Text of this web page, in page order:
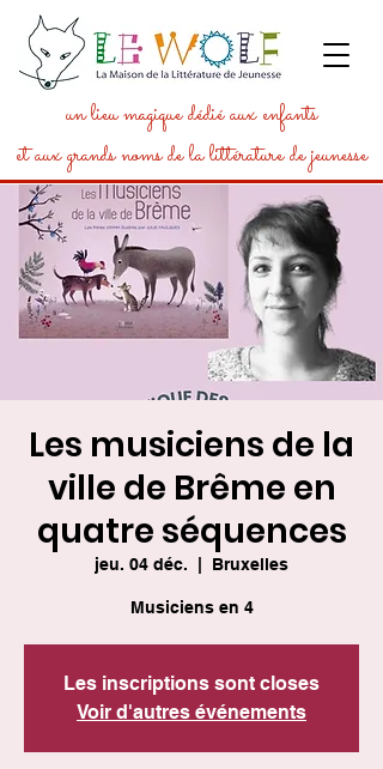
un lieu magique dédié aux enfants
et aux grands noms de la littérature de jeunesse
Les musiciens de la
ville de Brême en
quatre séquences
jeu. 04 déc. Bruxelles
Musiciens en 4
Les inscriptions sont closes
Voir d'autres événements